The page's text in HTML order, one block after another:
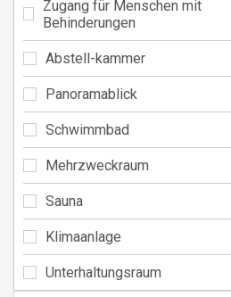
Zugang für Menschen mit
Behinderungen
Abstell-kammer
Panoramablick
Schwimmbad
Mehrzweckraum
Sauna
Klimaanlage
Unterhaltungsraum